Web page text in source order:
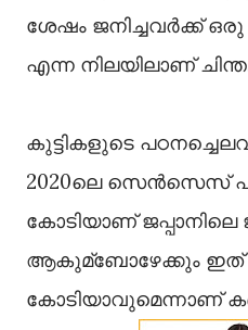
ശേഷം ജനിച്ചവര്‍ക്ക്
എന്ന നിലയിലാണ്
കുട്ടികളുടെ
2020ലെ സെന്‍സെസ്
കോടിയാണ് ജപ്പാനിലെ
ആകുമ്ബോഴേക്കും ഇത്
കോടിയാവുമെന്നാണ്